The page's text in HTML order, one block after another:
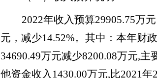
2022年收入预算29905.75万
元，减少14.52%。其中：本年财
34690.49万元减少8200.08万元,主
他资金收入1430.00万元,比2021